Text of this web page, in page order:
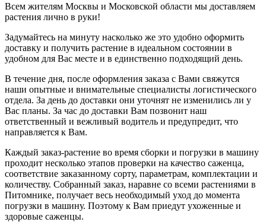
Всем жителям Москвы и Московской области мы доставляем
растения лично в руки!
Задумайтесь на минуту насколько же это удобно оформить
доставку и получить растение в идеальном состоянии в
удобном для Вас месте и в единственно подходящий день.
В течение дня, после оформления заказа с Вами свяжутся
наши опытные и внимательные специалисты логистического
отдела. За день до доставки они уточнят не изменились ли у
Вас планы. За час до доставки Вам позвонит наш
ответственный и вежливый водитель и предупредит, что
направляется к Вам.
Каждый заказ-растение во время сборки и погрузки в машину
проходит несколько этапов проверки на качество саженца,
соответствие заказанному сорту, параметрам, комплектации и
количеству. Собранный заказ, наравне со всеми растениями в
Питомнике, получает весь необходимый уход до момента
погрузки в машину. Поэтому к Вам приедут ухоженные и
здоровые саженцы.